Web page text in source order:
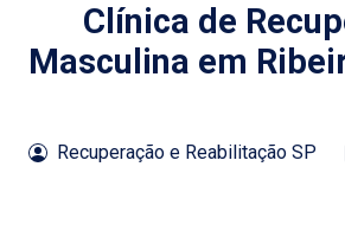
Clínica de
Masculina em
Recuperação e Reabilitação SP